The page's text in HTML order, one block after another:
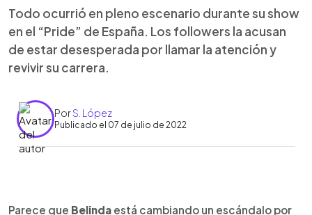
Todo ocurrió en pleno escenario durante su show
en el “Pride” de España. Los followers la acusan
de estar desesperada por llamar la atención y
revivir su carrera.
PorS. López
Publicado el 07 de julio de 2022
Escuchar artículo
Parece que Belinda está cambiando un escándalo por